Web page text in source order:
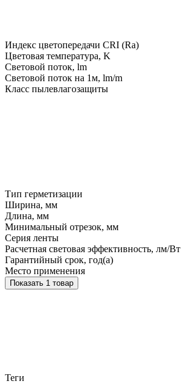
Индекс цветопередачи CRI (Ra)
Цветовая температура, K
Световой поток, lm
Световой поток на 1м, lm/m
Класс пылевлагозащиты
Тип герметизации
Ширина, мм
Длина, мм
Минимальный отрезок, мм
Серия ленты
Расчетная световая эффективность, лм/Вт
Гарантийный срок, год(а)
Место применения
Показать 1 товар
Теги